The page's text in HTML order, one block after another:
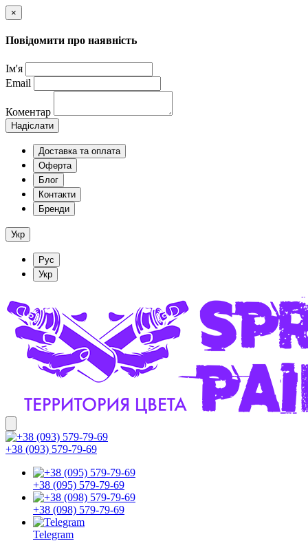
×
Повідомити про наявність
Ім'я
Email
Коментар
Надіслати
Доставка та оплата
Оферта
Блог
Контакти
Бренди
Укр
Рус
Укр
+38 (093) 579-79-69
+38 (095) 579-79-69
+38 (098) 579-79-69
Telegram